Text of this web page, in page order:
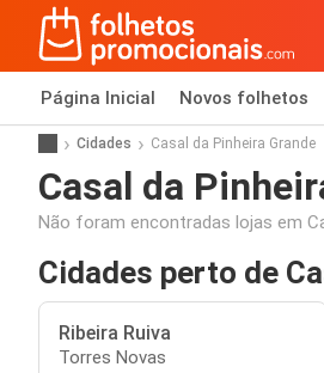
Página Inicial Novos folhetos
Cidades Casal da Pinheira Grande
Casal da
Não foram encontradas lojas em
Cidades perto de
Ribeira Ruiva
Torres Novas